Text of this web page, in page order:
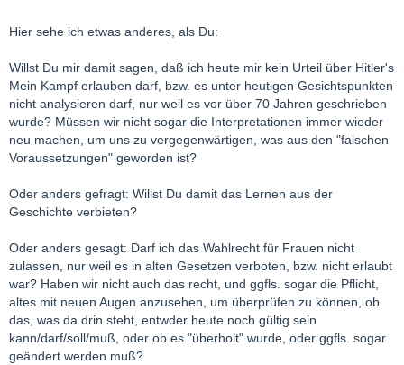
Hier sehe ich etwas anderes, als Du:
Willst Du mir damit sagen, daß ich heute mir kein Urteil über Hitler's
Mein Kampf erlauben darf, bzw. es unter heutigen Gesichtspunkten
nicht analysieren darf, nur weil es vor über 70 Jahren geschrieben
wurde? Müssen wir nicht sogar die Interpretationen immer wieder
neu machen, um uns zu vergegenwärtigen, was aus den "falschen
Voraussetzungen" geworden ist?
Oder anders gefragt: Willst Du damit das Lernen aus der
Geschichte verbieten?
Oder anders gesagt: Darf ich das Wahlrecht für Frauen nicht
zulassen, nur weil es in alten Gesetzen verboten, bzw. nicht erlaubt
war? Haben wir nicht auch das recht, und ggfls. sogar die Pflicht,
altes mit neuen Augen anzusehen, um überprüfen zu können, ob
das, was da drin steht, entwder heute noch gültig sein
kann/darf/soll/muß, oder ob es "überholt" wurde, oder ggfls. sogar
geändert werden muß?